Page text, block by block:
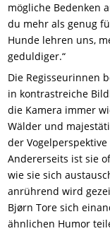
mögliche Bedenken
du mehr als genug
Hunde lehren uns,
geduldiger.“
Die Regisseurinnen
in kontrastreiche
die Kamera immer
Wälder und
der
Andererseits ist sie
wie sie sich
anrührend wird
Bjørn Tore sich
ähnlichen Humor